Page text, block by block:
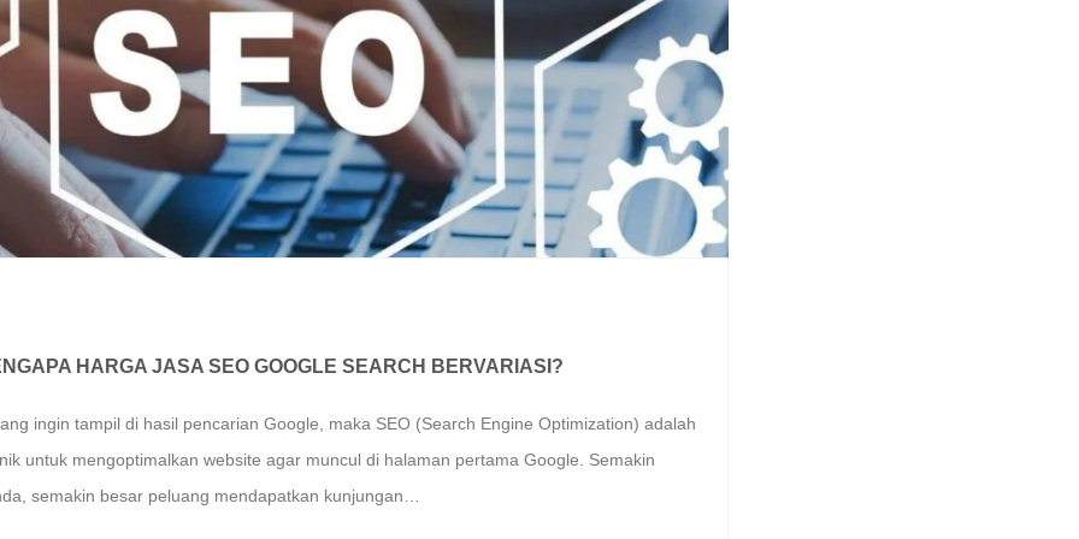
HARGA JASA SEO GOOGLE SEARCH BERVARIASI?
ingin tampil di hasil pencarian Google, maka SEO (Search Engine Optimization) adalah
untuk mengoptimalkan website agar muncul di halaman pertama Google. Semakin
semakin besar peluang mendapatkan kunjungan…